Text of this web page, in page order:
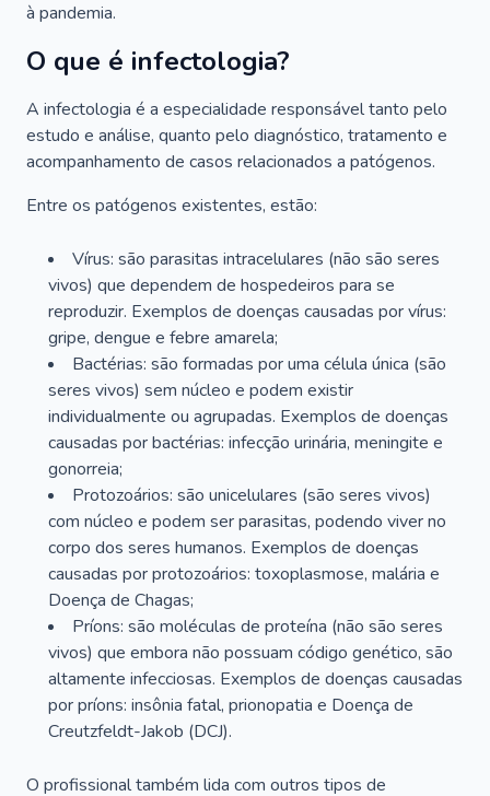
à pandemia.
O que é infectologia?
A infectologia é a especialidade responsável tanto pelo
estudo e análise, quanto pelo diagnóstico, tratamento e
acompanhamento de casos relacionados a patógenos.
Entre os patógenos existentes, estão:
Vírus: são parasitas intracelulares (não são seres
vivos) que dependem de hospedeiros para se
reproduzir. Exemplos de doenças causadas por vírus:
gripe, dengue e febre amarela;
Bactérias: são formadas por uma célula única (são
seres vivos) sem núcleo e podem existir
individualmente ou agrupadas. Exemplos de doenças
causadas por bactérias: infecção urinária, meningite e
gonorreia;
Protozoários: são unicelulares (são seres vivos)
com núcleo e podem ser parasitas, podendo viver no
corpo dos seres humanos. Exemplos de doenças
causadas por protozoários: toxoplasmose, malária e
Doença de Chagas;
Príons: são moléculas de proteína (não são seres
vivos) que embora não possuam código genético, são
altamente infecciosas. Exemplos de doenças causadas
por príons: insônia fatal, prionopatia e Doença de
Creutzfeldt-Jakob (DCJ).
O profissional também lida com outros tipos de